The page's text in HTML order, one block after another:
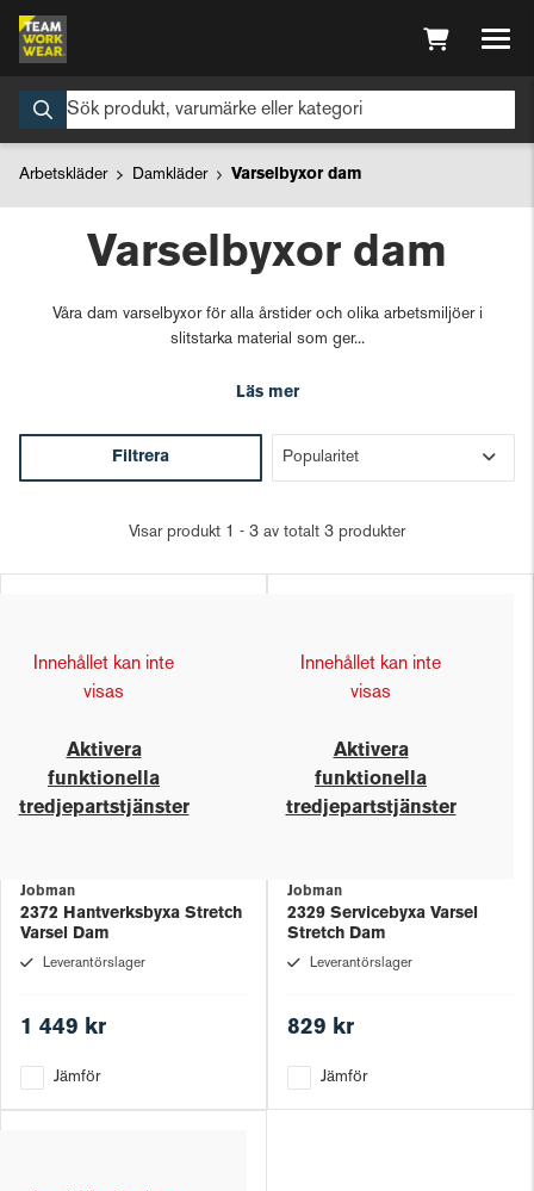
Arbetskläder Damkläder Varselbyxor dam
Varselbyxor dam
Våra dam varselbyxor för alla årstider och olika arbetsmiljöer i
slitstarka material som ger...
Läs mer
Filtrera
Visar produkt 1 - 3 av totalt 3 produkter
Innehållet kan inte
visas
Aktivera
funktionella
tredjepartstjänster
Jobman
2372 Hantverksbyxa Stretch
Varsel Dam
Leverantörslager
1 449 kr
Jämför
Innehållet kan inte
visas
Aktivera
funktionella
tredjepartstjänster
Jobman
2329 Servicebyxa Varsel
Stretch Dam
Leverantörslager
829 kr
Jämför